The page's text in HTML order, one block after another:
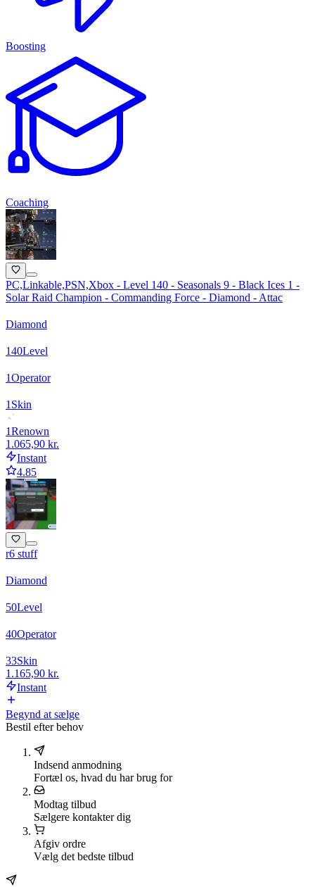
Boosting
Coaching
PC,Linkable,PSN,Xbox - Level 140 - Seasonals 9 - Black Ices 1 -
Solar Raid Champion - Commanding Force - Diamond - Attac
Diamond
140Level
1Operator
1 Skin
1Renown
1.065,90 kr.
Instant
4.85
r6 stuff
Diamond
50Level
40Operator
33Skin
1.165,90 kr.
Instant
Begynd at sælge
Bestil efter behov
Indsend anmodning
Fortæl os, hvad du har brug for
Modtag tilbud
Sælgere kontakter dig
Afgiv ordre
Vælg det bedste tilbud